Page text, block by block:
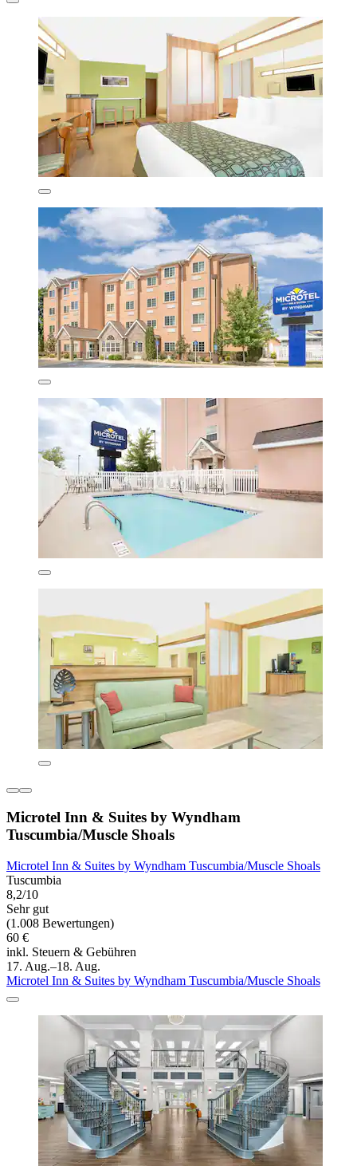
Microtel Inn & Suites by Wyndham
Tuscumbia/Muscle Shoals
Microtel Inn & Suites by Wyndham Tuscumbia/Muscle Shoals
Tuscumbia
8,2/10
Sehr gut
(1.008 Bewertungen)
60 €
inkl. Steuern & Gebühren
17. Aug.–18. Aug.
Microtel Inn & Suites by Wyndham Tuscumbia/Muscle Shoals